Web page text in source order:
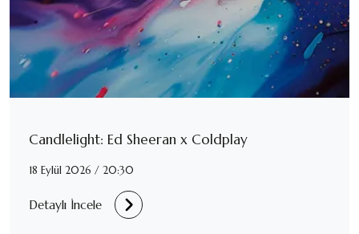
Candlelight: Ed Sheeran x Coldplay
18 Eylül 2026 / 20:30
Detaylı İncele